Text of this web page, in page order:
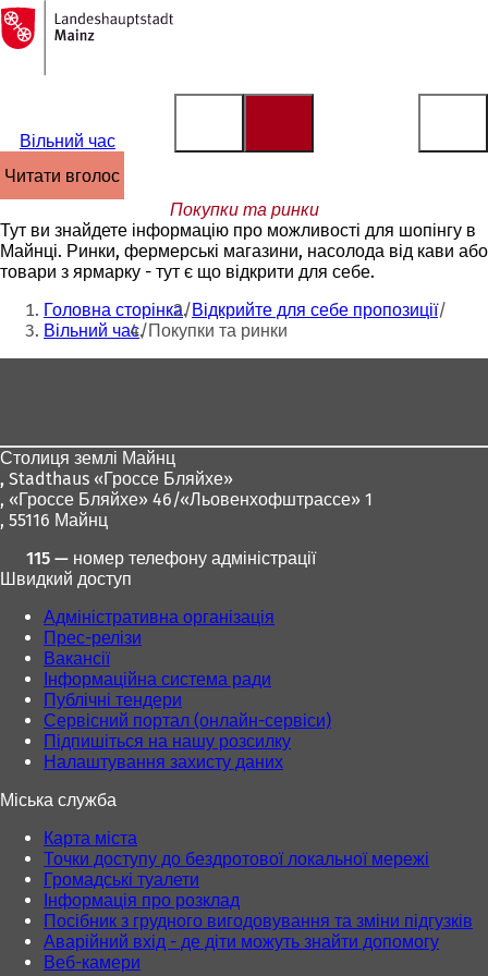
Перейти до змісту
На
головну
сторінку
Вільний час
читати вголос
Покупки та ринки
Тут ви знайдете інформацію про можливості для шопінгу в
Майнці. Ринки, фермерські магазини, насолода від кави або
товари з ярмарку - тут є що відкрити для себе.
Ти
тут:
Головна сторінка Відкрийте для себе пропозиції
Вільний час Покупки та ринки
Столиця землі Майнц
, Stadthaus «Гроссе Бляйхе»
, «Гроссе Бляйхе» 46/«Льовенхофштрассе» 1
, 55116 Майнц
115 — номер телефону адміністрації
Швидкий доступ
Адміністративна організація
Прес-релізи
Вакансії
Інформаційна система ради
Публічні тендери
Сервісний портал (онлайн-сервіси)
Підпишіться на нашу розсилку
Налаштування захисту даних
Міська служба
Карта міста
Точки доступу до бездротової локальної мережі
Громадські туалети
Інформація про розклад
Посібник з грудного вигодовування та зміни підгузків
Аварійний вхід - де діти можуть знайти допомогу
Веб-камери